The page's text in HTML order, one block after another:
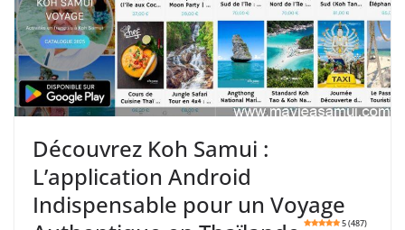
Découvrez Koh Samui :
L’application Android
Indispensable pour un Voyage
5 (487)